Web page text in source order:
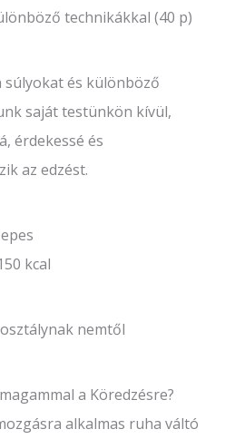
technikákkal (40 p)
súlyokat és különböző
saját testünkön kívül,
érdekessé és
az edzést.
kcal
nemtől
a Köredzésre?
alkalmas ruha váltó